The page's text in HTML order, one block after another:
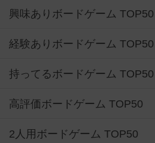
興味ありボードゲーム TOP50
経験ありボードゲーム TOP50
持ってるボードゲーム TOP50
高評価ボードゲーム TOP50
2人用ボードゲーム TOP50